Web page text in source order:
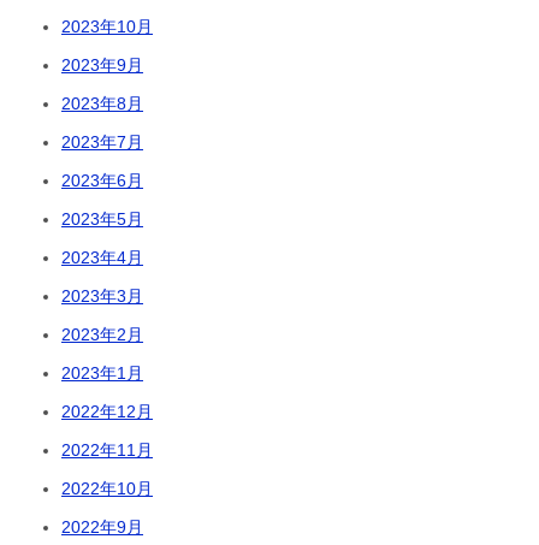
2023年10月
2023年9月
2023年8月
2023年7月
2023年6月
2023年5月
2023年4月
2023年3月
2023年2月
2023年1月
2022年12月
2022年11月
2022年10月
2022年9月